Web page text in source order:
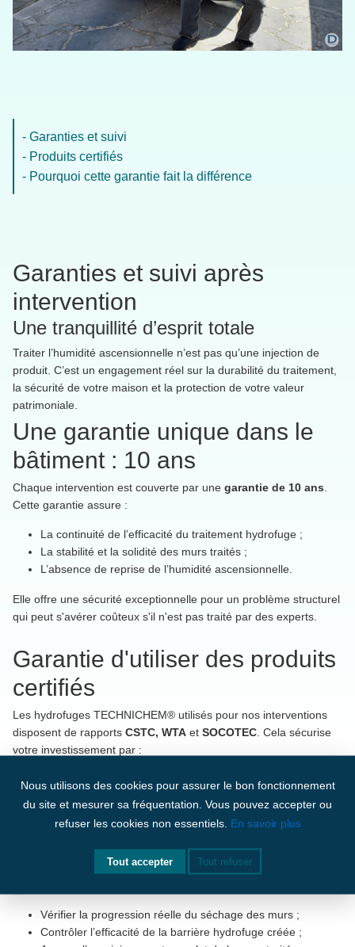
- Garanties et suivi
- Produits certifiés
- Pourquoi cette garantie fait la différence
Garanties et suivi après
intervention
Une tranquillité d’esprit totale
Traiter l’humidité ascensionnelle n’est pas qu’une injection de
produit. C’est un engagement réel sur la durabilité du traitement,
la sécurité de votre maison et la protection de votre valeur
patrimoniale.
Une garantie unique dans le
bâtiment : 10 ans
Chaque intervention est couverte par une garantie de 10 ans
Cette garantie assure :
La continuité de l’efficacité du traitement hydrofuge ;
La stabilité et la solidité des murs traités ;
L’absence de reprise de l’humidité ascensionnelle.
Elle offre une sécurité exceptionnelle pour un problème structurel
qui peut s'avérer coûteux s'il n'est pas traité par des experts.
Garantie d'utiliser des produits
certifiés
Les hydrofuges TECHNICHEM® utilisés pour nos interventions
disposent de rapports CSTC, WTA et SOCOTEC . Cela sécurise
votre investissement par :
Une performance technique validée sur le long terme ;
Une protection fiable et respectueuse des matériaux.
Nous ne nous contentons pas d'injecter le produit. Nous
Vérifier la progression réelle du séchage des murs ;
Contrôler l’efficacité de la barrière hydrofuge créée ;
Nous utilisons des cookies pour assurer le bon fonctionnement
du site et mesurer sa fréquentation. Vous pouvez accepter ou
refuser les cookies non essentiels. En savoir plus
Tout accepter Tout refuser